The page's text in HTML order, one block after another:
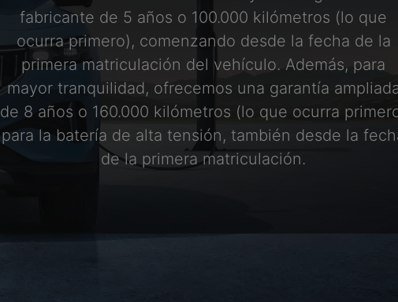
fabricante de 5 años o 100.000 kilómetros (lo que
ocurra primero), comenzando desde la fecha de la
primera matriculación del vehículo. Además, para
mayor tranquilidad, ofrecemos una garantía
de 8 años o 160.000 kilómetros (lo que ocurra
para la batería de alta tensión, también desde la
de la primera matriculación.